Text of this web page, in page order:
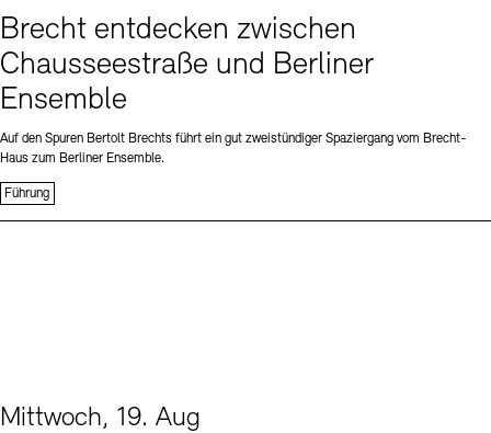
Brecht entdecken zwischen
Chausseestraße und Berliner
Ensemble
Auf den Spuren Bertolt Brechts führt ein gut zweistündiger Spaziergang vom Brecht-
Haus zum Berliner Ensemble.
Führung
Mittwoch, 19. Aug